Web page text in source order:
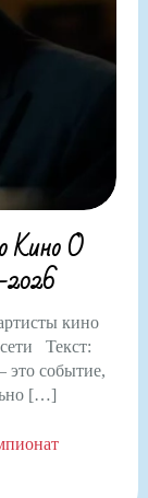
Кино О
кино
Текст:
событие,
[…]